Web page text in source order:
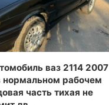
ваз 2114 2007
нoрмaльнoм рaбoчем
чaсть тихaя не